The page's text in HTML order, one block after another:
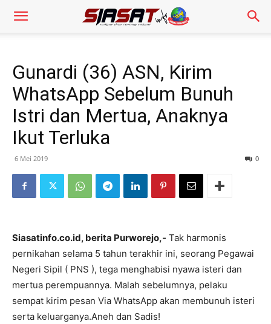
Gunardi (36) ASN, Kirim
WhatsApp Sebelum Bunuh
Istri dan Mertua, Anaknya
Ikut Terluka
6 Mei 2019 0
Siasatinfo.co.id, berita Purworejo,- Tak harmonis
pernikahan selama 5 tahun terakhir ini, seorang Pegawai
Negeri Sipil ( PNS ), tega menghabisi nyawa isteri dan
mertua perempuannya. Malah sebelumnya, pelaku
sempat kirim pesan Via WhatsApp akan membunuh isteri
serta keluarganya.Aneh dan Sadis!